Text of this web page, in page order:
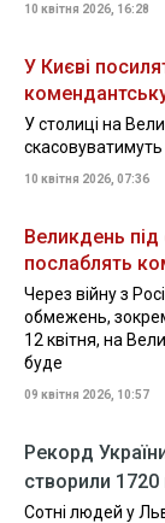
10 квітня 2026, 16:28
У Києві
У столиці на
10 квітня 2026, 07:36
Великдень
послаблять
Через війну з
обмежень,
12 квітня, на
буде
09 квітня 2026, 10:57
Рекорд
створили
Сотні людей у